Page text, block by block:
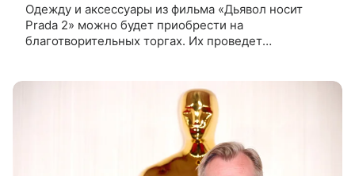
Одежду и аксессуары из фильма «Дьявол носит
Prada 2» можно будет приобрести на
благотворительных торгах. Их проведет